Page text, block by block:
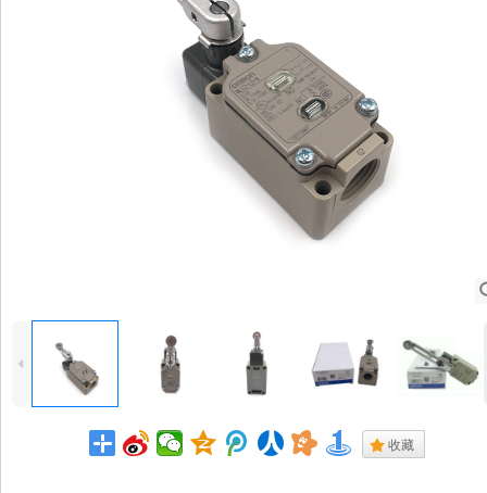
4
. 收藏